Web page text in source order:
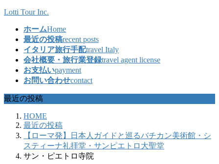
コ
ッ
プ
ナ
移
動
Lotti Tour Inc.
ホームHome
最近の投稿recent posts
イタリア旅行手配travel Italy
会社概要・旅行業登録travel agent license
お支払いpayment
お問い合わせcontact
最近の投稿
HOME
最近の投稿
【ローマ発】日本人ガイドと巡るバチカン美術館・シ
スティーナ礼拝堂・サンピエトロ大聖堂
サン・ピエトロ寺院